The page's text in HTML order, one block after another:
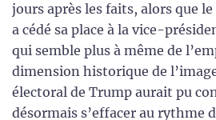
jours après les faits, alors que
a cédé sa place à la vice-
qui semble plus à même de
dimension historique de
électoral de Trump aurait pu
désormais s’effacer au rythme